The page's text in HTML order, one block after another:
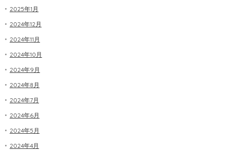
2025年1月
2024年12月
2024年11月
2024年10月
2024年9月
2024年8月
2024年7月
2024年6月
2024年5月
2024年4月